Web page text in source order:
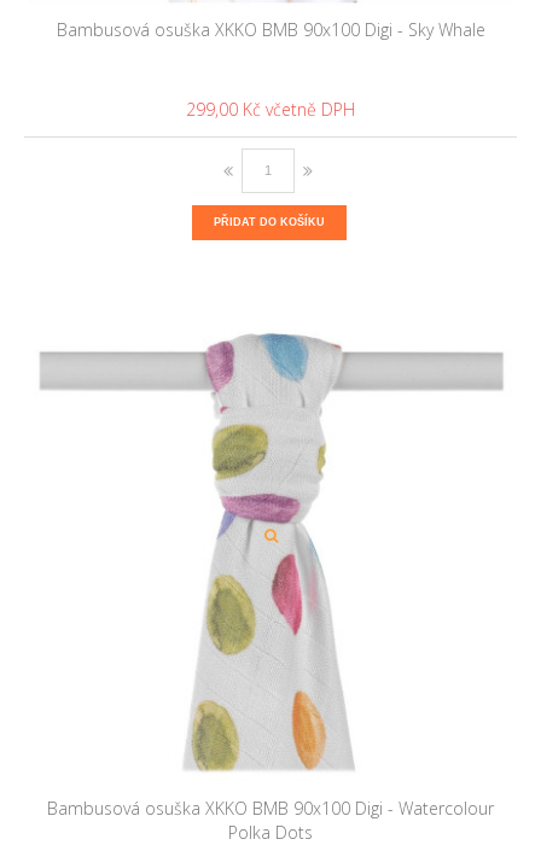
Bambusová osuška XKKO BMB 90x100 Digi - Sky Whale
299,00 Kč
PŘIDAT DO KOŠÍKU
Bambusová osuška XKKO BMB 90x100 Digi - Watercolour
Polka Dots